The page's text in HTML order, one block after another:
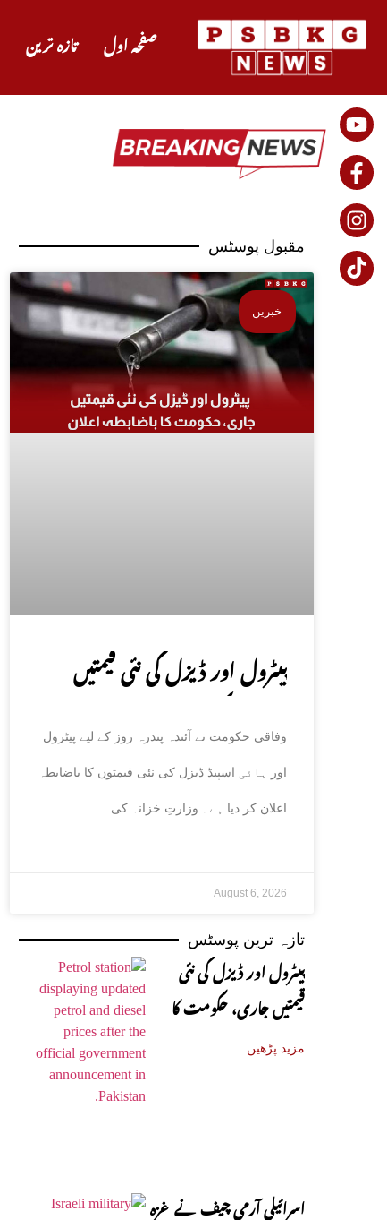
تازہ ترین صفحہ اول
مقبول پوسٹس
خبریں
پیٹرول اور ڈیزل کی نئی قیمتیں
وفاقی حکومت نے آئندہ پندرہ روز کے لیے پیٹرول
اور ہائی اسپیڈ ڈیزل کی نئی قیمتوں کا باضابطہ
اعلان کر دیا ہے۔ وزارتِ خزانہ کی
August 6, 2026
تازہ ترین پوسٹس
پیٹرول اور ڈیزل کی نئی
قیمتیں جاری، حکومت کا
باضابطہ اعلان
مزید پڑھیں
اسرائیلی آرمی چیف نے غزہ